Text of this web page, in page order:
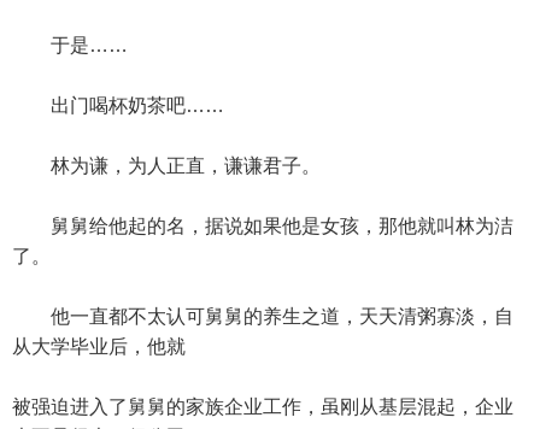
于是……
出门喝杯奶茶吧……
林为谦，为人正直，谦谦君子。
舅舅给他起的名，据说如果他是女孩，那他就叫林为洁
了。
他一直都不太认可舅舅的养生之道，天天清粥寡淡，自
从大学毕业后，他就
被强迫进入了舅舅的家族企业工作，虽刚从基层混起，企业